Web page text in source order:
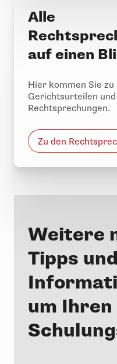
Alle
auf einen
Hier kommen Sie zu
Gerichtsurteilen und
Rechtsprechungen.
Zu den
Weitere
Tipps und
um Ihren